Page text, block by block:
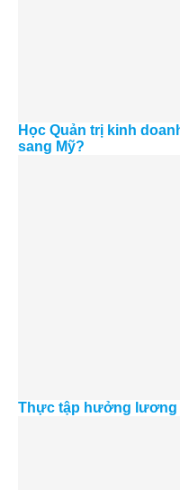
Học Quản trị kinh
sang Mỹ?
Thực tập hưởng lương